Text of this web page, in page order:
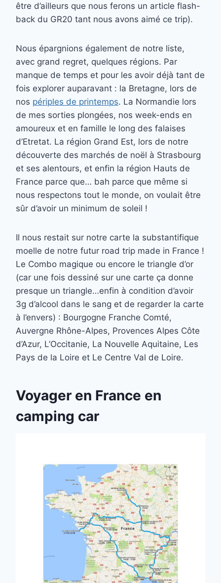
être d’ailleurs que nous ferons un article flash-
back du GR20 tant nous avons aimé ce trip).
Nous épargnions également de notre liste,
avec grand regret, quelques régions. Par
manque de temps et pour les avoir déjà tant de
fois explorer auparavant : la Bretagne, lors de
nos périples de printemps. La Normandie lors
de mes sorties plongées, nos week-ends en
amoureux et en famille le long des falaises
d’Etretat. La région Grand Est, lors de notre
découverte des marchés de noël à Strasbourg
et ses alentours, et enfin la région Hauts de
France parce que… bah parce que même si
nous respectons tout le monde, on voulait être
sûr d’avoir un minimum de soleil !
Il nous restait sur notre carte la substantifique
moelle de notre futur road trip made in France !
Le Combo magique ou encore le triangle d’or
(car une fois dessiné sur une carte ça donne
presque un triangle…enfin à condition d’avoir
3g d’alcool dans le sang et de regarder la carte
à l’envers) : Bourgogne Franche Comté,
Auvergne Rhône-Alpes, Provences Alpes Côte
d’Azur, L’Occitanie, La Nouvelle Aquitaine, Les
Pays de la Loire et Le Centre Val de Loire.
Voyager en France en
camping car